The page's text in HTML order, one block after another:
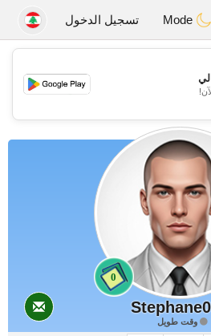
Handi تسجيل الدخول
💖
💕
0
وقت طويل